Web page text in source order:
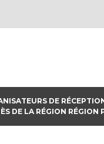
DE
DE LA RÉGION RÉGION